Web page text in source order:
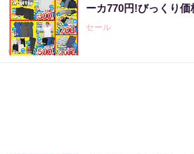
ーカ770円!びっくり価
セール